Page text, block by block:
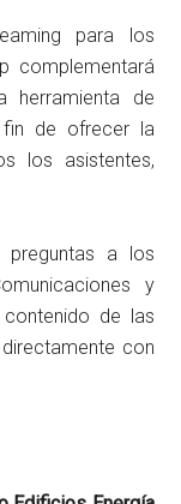
para los
complementará
de
fin de ofrecer la
los asistentes,
preguntas a los
y
de las
con